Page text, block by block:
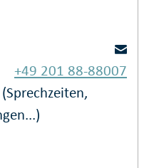
+49 201 88-88007